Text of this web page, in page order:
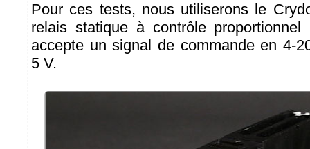
Pour ces tests, nous utiliserons le
relais statique à contrôle
accepte un signal de commande en 4-
5 V.